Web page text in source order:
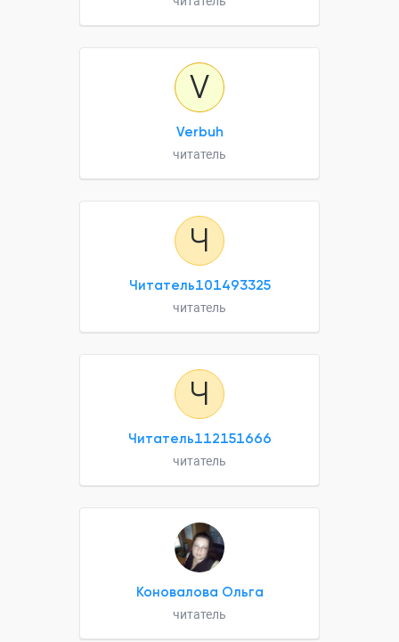
V
Verbuh
читатель
Ч
Читатель101493325
читатель
Ч
Читатель112151666
читатель
Коновалова Ольга
читатель